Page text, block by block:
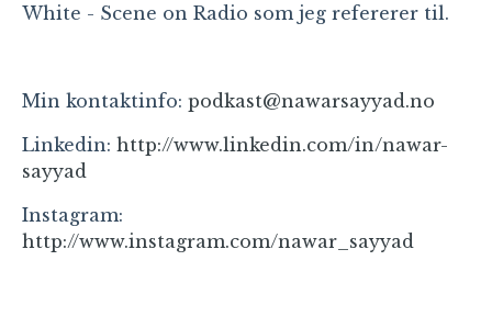
White - Scene on Radio som jeg refererer til.
Min kontaktinfo: podkast@nawarsayyad.no
Linkedin: http://www.linkedin.com/in/nawar-
sayyad
Instagram:
http://www.instagram.com/nawar_sayyad